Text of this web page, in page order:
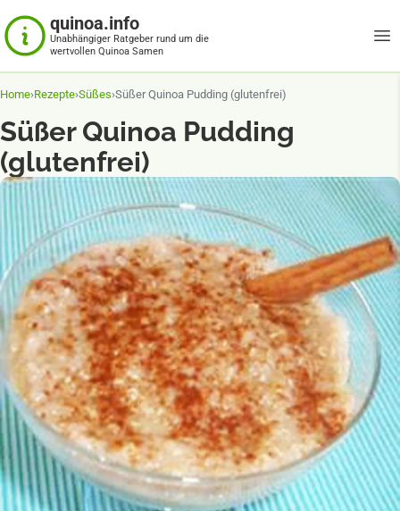
quinoa.info
Unabhängiger Ratgeber rund um die
wertvollen Quinoa Samen
Home›Rezepte›Süßes›Süßer Quinoa Pudding (glutenfrei)
Süßer Quinoa Pudding
(glutenfrei)